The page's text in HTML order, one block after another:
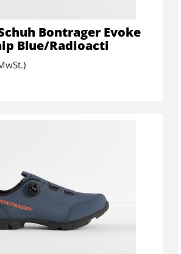
Bontrager Evoke
Blue/Radioacti